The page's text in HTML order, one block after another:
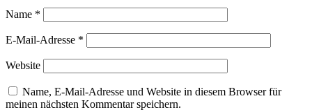
Name *
E-Mail-Adresse *
Website
Name, E-Mail-Adresse und Website in diesem Browser für
meinen nächsten Kommentar speichern.